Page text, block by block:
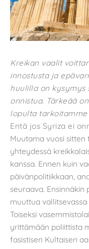
Kreikan vaalit
innostusta ja
huulilla on kysymys
onnistua. Tärkeää
lopulta
Entä jos Syriza ei
Muutama vuosi sitten
yhteydessä
kanssa. Ennen kuin
päivänpolitiikkaan,
seuraava.
muuttua
Toiseksi
yrittämään poliittista
fasistisen Kultaisen